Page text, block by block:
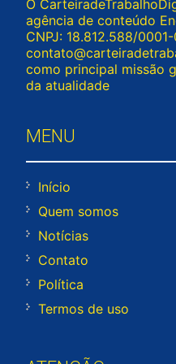
O
agência de conteúdo
CNPJ: 18.812.588/
como principal missão
da atualidade
MENU
Início
Quem somos
Notícias
Contato
Política
Termos de uso